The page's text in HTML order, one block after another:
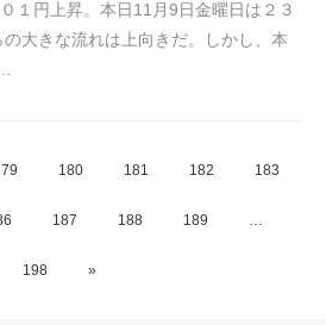
１円上昇。本日11月9日金曜日は２３
大きな流れは上向きだ。しかし、本
180 181 182 183
187 188 189
198 »